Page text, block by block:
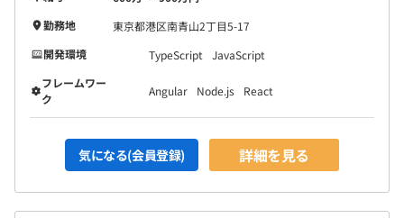
勤務地
東京都港区南青山2丁目5-17
開発環境
TypeScript
JavaScript
フレームワー
ク
Angular Node.js React
気になる(会員登録) 詳細を見る